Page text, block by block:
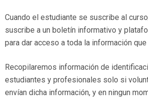
Cuando el estudiante se suscribe al
suscribe a un boletín informativo y
para dar acceso a toda la información
Recopilaremos información de
estudiantes y profesionales solo si
envían dicha información, y en ningun